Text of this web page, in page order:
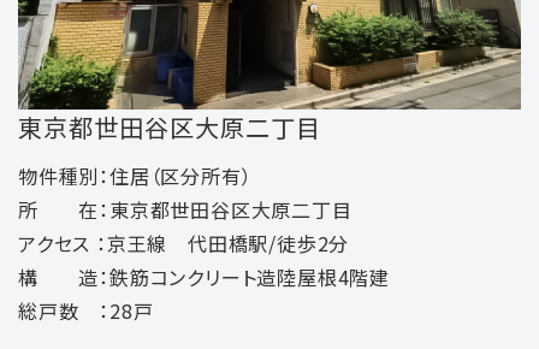
東京都世田谷区大原二丁目
物件種別：住居（区分所有）
所 在：東京都世田谷区大原二丁目
アクセス ：京王線 代田橋駅/徒歩2分
構 造：鉄筋コンクリート造陸屋根4階建
総戸数 ：28戸